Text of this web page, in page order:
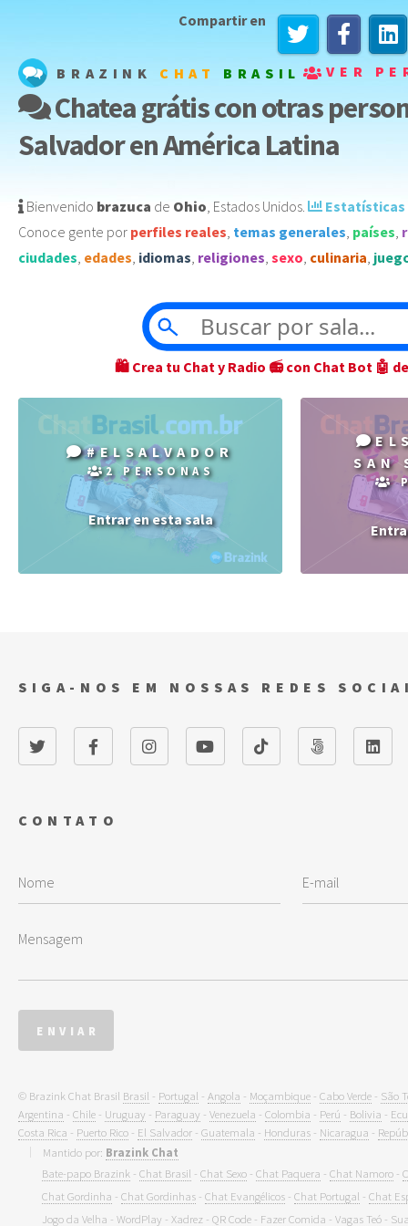
BRAZINK CHAT BRASIL VER
Compartir en
Chatea grátis con otras
Salvador en América Latina
Bienvenido brazuca de Ohio Estados Unidos
Estatísticas
Conoce gente por perfiles reales temas generales países
ciudades edades idiomas religiones sexo culinaria
🛍 Crea tu Chat y Radio 📻 con Chat Bot 🤖
#ELSALVADOR
2 PERSONAS
Entrar en esta sala
SAN
CONTATO
SIGA-NOS EM NOSSAS REDES
© Brazink Chat Brasil Brasil - Portugal - Angola - Moçambique - Cabo Verde - São
Argentina - Chile - Uruguay - Paraguay - Venezuela - Colombia - Perú - Bolivia -
Costa Rica - Puerto Rico - El Salvador - Guatemala - Honduras - Nicaragua -
Mantido por: Brazink Chat
Bate-papo Brazink - Chat Brasil - Chat Sexo- Chat Paquera - Chat Namoro-
Chat Gordinha - Chat Gordinhas- Chat Evangélicos- Chat Portugal - Chat
Jogo da Velha - WordPlay - Xadrez- QR Code- Fazer Comida - Vagas Teó-